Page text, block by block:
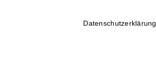
Datenschutzerklärung